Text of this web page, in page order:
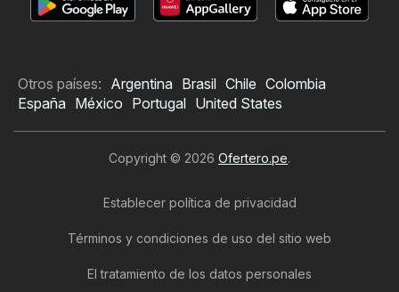
Otros países: Argentina Brasil Chile Colombia
España México Portugal United States
Copyright © 2026 Ofertero.pe.
Establecer política de privacidad
Términos y condiciones de uso del sitio web
El tratamiento de los datos personales